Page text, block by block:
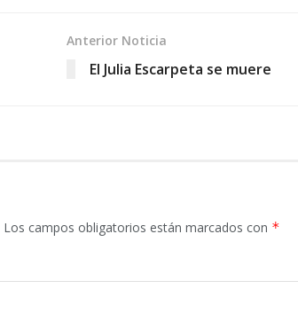
Anterior Noticia
El Julia Escarpeta se muere
Los campos obligatorios están marcados con *